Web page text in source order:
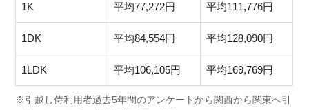
1K 平均77,272円 平均111,776円
1DK 平均84,554円 平均128,090円
1LDK 平均106,105円 平均169,769円
※引越し侍利用者過去5年間のアンケートから関西から関東へ引